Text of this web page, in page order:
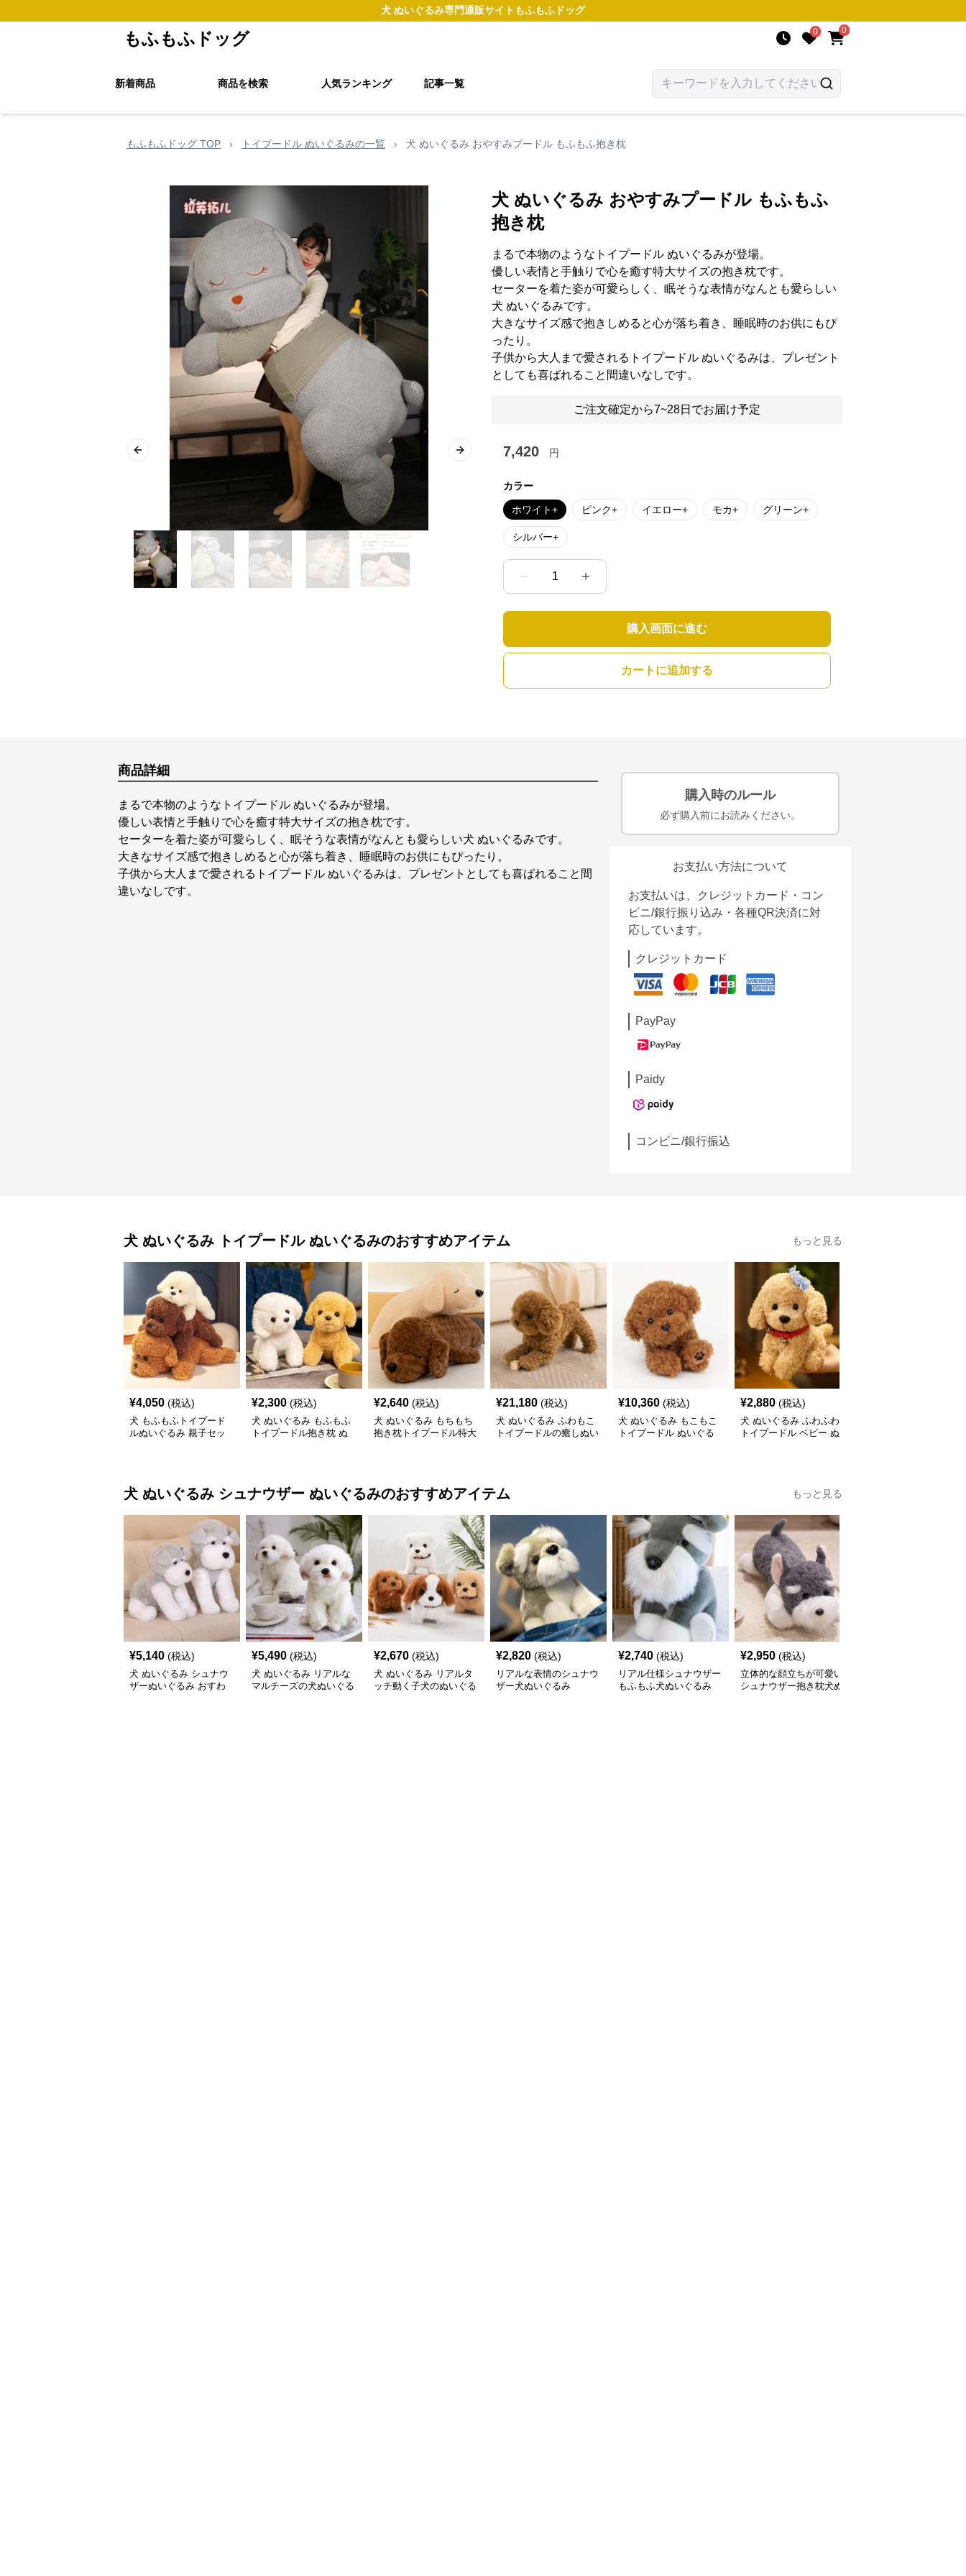
犬 ぬいぐるみ専門通販サイト もふもふドッグ
もふもふドッグ 0 0
新着商品 商品を検索 人気ランキング 記事一覧
もふもふドッグ TOP › トイプードル ぬいぐるみの一覧 › 犬 ぬいぐるみ おやすみプードル もふもふ抱き枕
Previous slide Next slide
犬 ぬいぐるみ おやすみプードル もふもふ
抱き枕
まるで本物のようなトイプードル ぬいぐるみが登場。
優しい表情と手触りで心を癒す特大サイズの抱き枕です。
セーターを着た姿が可愛らしく、眠そうな表情がなんとも愛らしい
犬 ぬいぐるみです。
大きなサイズ感で抱きしめると心が落ち着き、睡眠時のお供にもぴ
ったり。
子供から大人まで愛されるトイプードル ぬいぐるみは、プレゼント
としても喜ばれること間違いなしです。
ご注文確定から7~28日でお届け予定
7,420 円
カラー
ホワイト+ ピンク+ イエロー+ モカ+ グリーン+
シルバー+
1
購入画面に進む
カートに追加する
商品詳細
まるで本物のようなトイプードル ぬいぐるみが登場。
優しい表情と手触りで心を癒す特大サイズの抱き枕です。
セーターを着た姿が可愛らしく、眠そうな表情がなんとも愛らしい犬 ぬいぐるみです。
大きなサイズ感で抱きしめると心が落ち着き、睡眠時のお供にもぴったり。
子供から大人まで愛されるトイプードル ぬいぐるみは、プレゼントとしても喜ばれること間
違いなしです。
購入時のルール
必ず購入前にお読みください。
お支払い方法について
お支払いは、クレジットカード・コン
ビニ/銀行振り込み・各種QR決済に対
応しています。
クレジットカード
PayPay
Paidy
コンビニ/銀行振込
犬 ぬいぐるみ トイプードル ぬいぐるみのおすすめアイテム もっと見る
¥4,050 (税込)
犬 もふもふトイプード
ルぬいぐるみ 親子セッ
¥2,300 (税込)
犬 ぬいぐるみ もふもふ
トイプードル抱き枕 ぬ
¥2,640 (税込)
犬 ぬいぐるみ もちもち
抱き枕トイプードル特大
¥21,180 (税込)
犬 ぬいぐるみ ふわもこ
トイプードルの癒しぬい
¥10,360 (税込)
犬 ぬいぐるみ もこもこ
トイプードル ぬいぐる
¥2,880 (税込)
犬 ぬいぐるみ ふわふわ
トイプードル ベビー ぬ
犬 ぬいぐるみ シュナウザー ぬいぐるみのおすすめアイテム もっと見る
¥5,140 (税込)
犬 ぬいぐるみ シュナウ
ザーぬいぐるみ おすわ
¥5,490 (税込)
犬 ぬいぐるみ リアルな
マルチーズの犬ぬいぐる
¥2,670 (税込)
犬 ぬいぐるみ リアルタ
ッチ動く子犬のぬいぐる
¥2,820 (税込)
リアルな表情のシュナウ
ザー犬ぬいぐるみ
¥2,740 (税込)
リアル仕様シュナウザー
もふもふ犬ぬいぐるみ
¥2,950 (税込)
立体的な顔立ちが可愛い
シュナウザー抱き枕犬ぬ